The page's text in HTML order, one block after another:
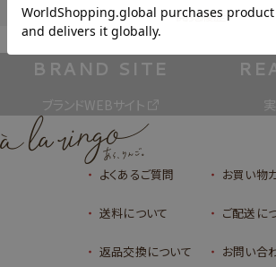
閲覧履歴
BRAND SITE
ブランドWEBサイト
よくあるご質問 お買い物
送料について ご配送に
返品交換について お問い合